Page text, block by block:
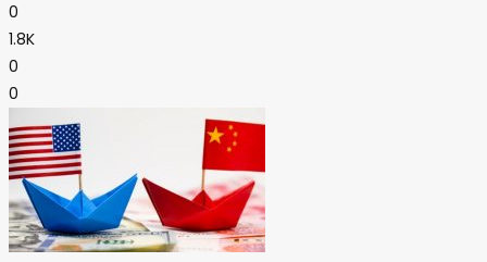
0
1.8K
0
0